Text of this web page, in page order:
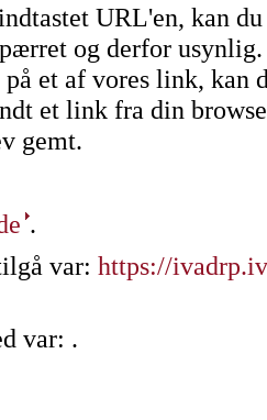
URL'en, kan
og derfor usynlig.
et af vores link, kan
et link fra din
gemt.
.
var: https://
var: .